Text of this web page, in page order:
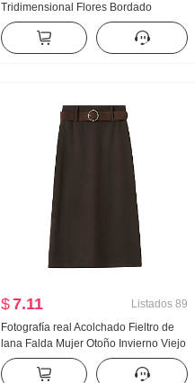
Tridimensional Flores Bordado
Vestido de tirantes Mujer
$7.11 Listados 89
Fotografía real Acolchado Fieltro de
lana Falda Mujer Otoño Invierno Viejo
Dinero Viento Chica atrevida Retro
Versátil Talle alto Adelgazante Medio-